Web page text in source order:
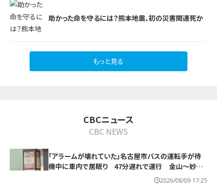
助かった命を守るには？熊本地震、初の災害関連死か
もっと見る
CBCニュース
CBC NEWS
「アラームが壊れていた」名古屋市バスの運転手が待
機中に車内で居眠り 47分遅れで運行 金山～妙見
2026/08/09 17:25